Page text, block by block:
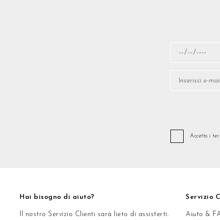
Accetto i
Hai bisogno di aiuto?
Il nostro Servizio Clienti sarà lieto di assisterti.
Servizio
Aiuto &